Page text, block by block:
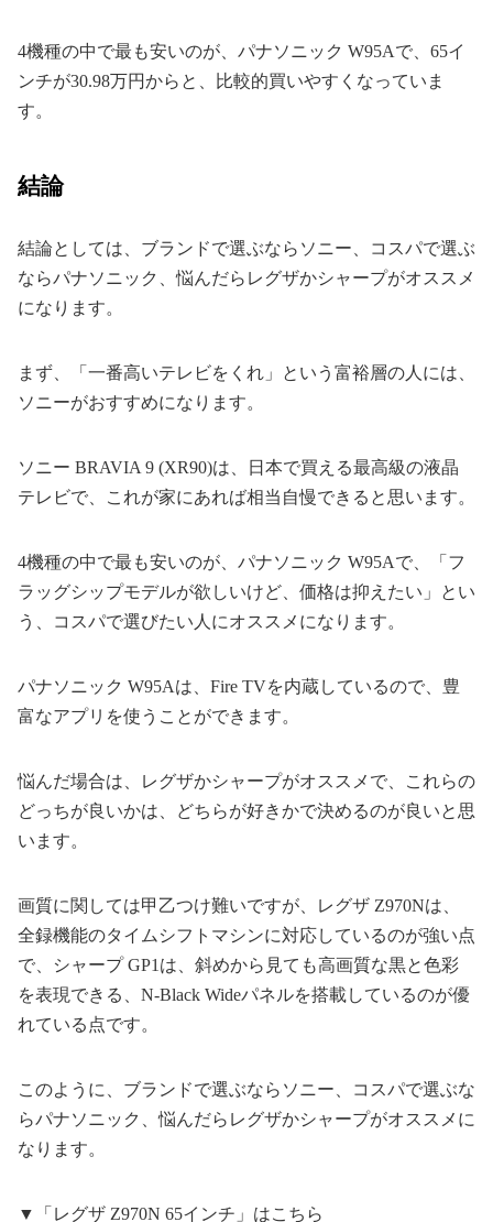
4機種の中で最も安いのが、パナソニック W95Aで、65イ
ンチが30.98万円からと、比較的買いやすくなっていま
す。
結論
結論としては、ブランドで選ぶならソニー、コスパで選ぶ
ならパナソニック、悩んだらレグザかシャープがオススメ
になります。
まず、「一番高いテレビをくれ」という富裕層の人には、
ソニーがおすすめになります。
ソニー BRAVIA 9 (XR90)は、日本で買える最高級の液晶
テレビで、これが家にあれば相当自慢できると思います。
4機種の中で最も安いのが、パナソニック W95Aで、「フ
ラッグシップモデルが欲しいけど、価格は抑えたい」とい
う、コスパで選びたい人にオススメになります。
パナソニック W95Aは、Fire TVを内蔵しているので、豊
富なアプリを使うことができます。
悩んだ場合は、レグザかシャープがオススメで、これらの
どっちが良いかは、どちらが好きかで決めるのが良いと思
います。
画質に関しては甲乙つけ難いですが、レグザ Z970Nは、
全録機能のタイムシフトマシンに対応しているのが強い点
で、シャープ GP1は、斜めから見ても高画質な黒と色彩
を表現できる、N-Black Wideパネルを搭載しているのが優
れている点です。
このように、ブランドで選ぶならソニー、コスパで選ぶな
らパナソニック、悩んだらレグザかシャープがオススメに
なります。
▼「レグザ Z970N 65インチ」はこちら